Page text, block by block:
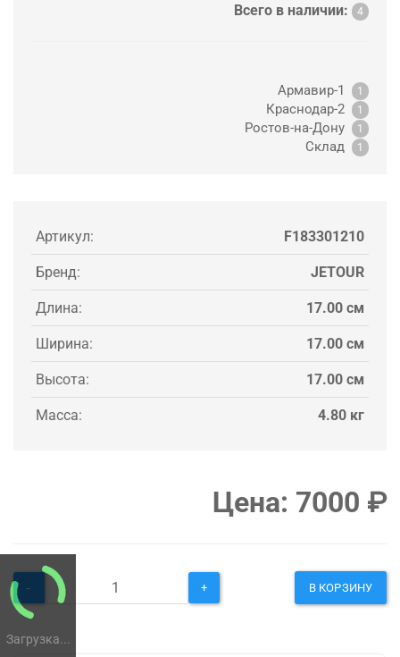
Загрузка...
Всего в наличии: 4
Армавир-1 1
Краснодар-2 1
Ростов-на-Дону 1
Склад 1
Артикул: F183301210
Бренд: JETOUR
Длина: 17.00 см
Ширина: 17.00 см
Высота: 17.00 см
Масса: 4.80 кг
Цена: 7000 ₽
- + В КОРЗИНУ